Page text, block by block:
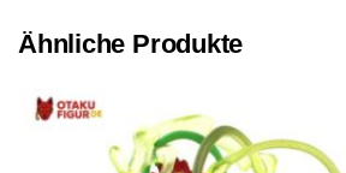
Ähnliche Produkte